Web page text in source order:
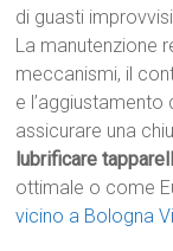
di guasti
La manutenzione
meccanismi, il
e
assicurare una
lubrificare
ottimale o come
vicino a Bologna